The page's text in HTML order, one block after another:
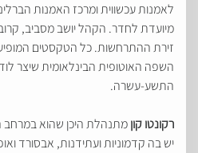
לאמנות עכשווית ומרכז האמנות
מיועדת לחדר. הקהל יושב מסביב,
זירת ההתרחשות.כל הטקסטים
השפה האוטופית הבינלאומית שיצר
התשע-עשרה.
רקונטו קוןמתנהלת היכן שהוא במרחב
יש בה קדמוניות ועתידנות, אבסורד